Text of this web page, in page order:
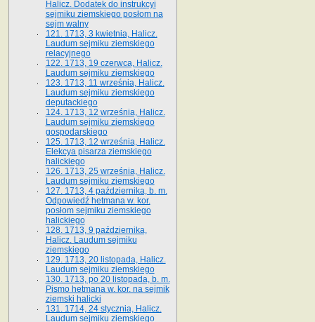
Halicz. Dodatek do instrukcyi
sejmiku ziemskiego posłom na
sejm walny
121. 1713, 3 kwietnia, Halicz.
Laudum sejmiku ziemskiego
relacyjnego
122. 1713, 19 czerwca, Halicz.
Laudum sejmiku ziemskiego
123. 1713, 11 września, Halicz.
Laudum sejmiku ziemskiego
deputackiego
124. 1713, 12 września, Halicz.
Laudum sejmiku ziemskiego
gospodarskiego
125. 1713, 12 września, Halicz.
Elekcya pisarza ziemskiego
halickiego
126. 1713, 25 września, Halicz.
Laudum sejmiku ziemskiego
127. 1713, 4 października, b. m.
Odpowiedź hetmana w. kor.
posłom sejmiku ziemskiego
halickiego
128. 1713, 9 października,
Halicz. Laudum sejmiku
ziemskiego
129. 1713, 20 listopada, Halicz.
Laudum sejmiku ziemskiego
130. 1713, po 20 listopada, b. m.
Pismo hetmana w. kor. na sejmik
ziemski halicki
131. 1714, 24 stycznia, Halicz.
Laudum sejmiku ziemskiego